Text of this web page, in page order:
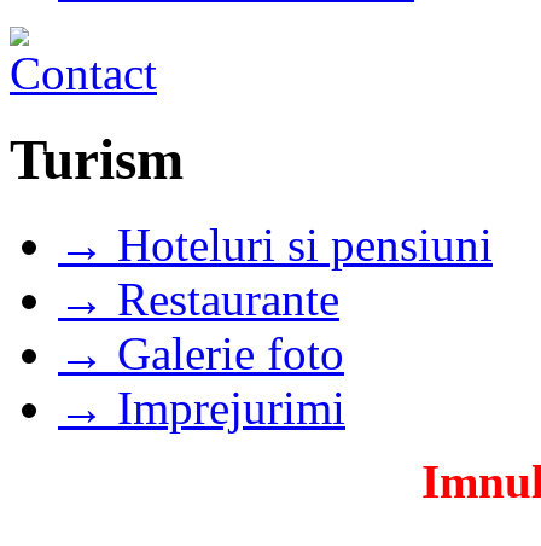
Turism
→ Hoteluri si pensiuni
→ Restaurante
→ Galerie foto
→ Imprejurimi